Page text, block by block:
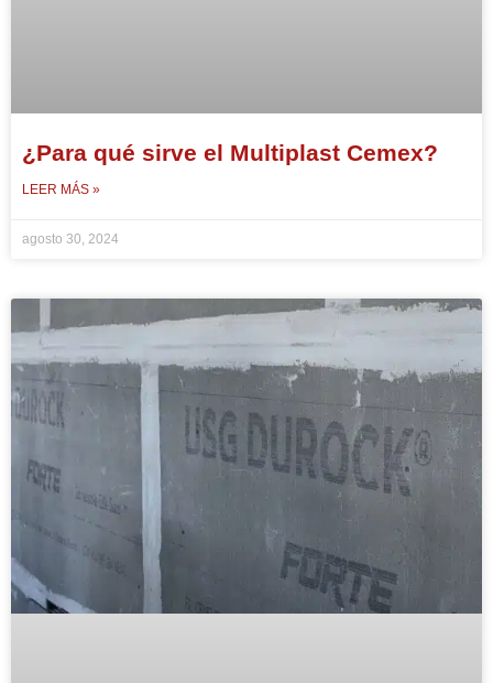
¿Para qué sirve el Multiplast Cemex?
LEER MÁS »
agosto 30, 2024